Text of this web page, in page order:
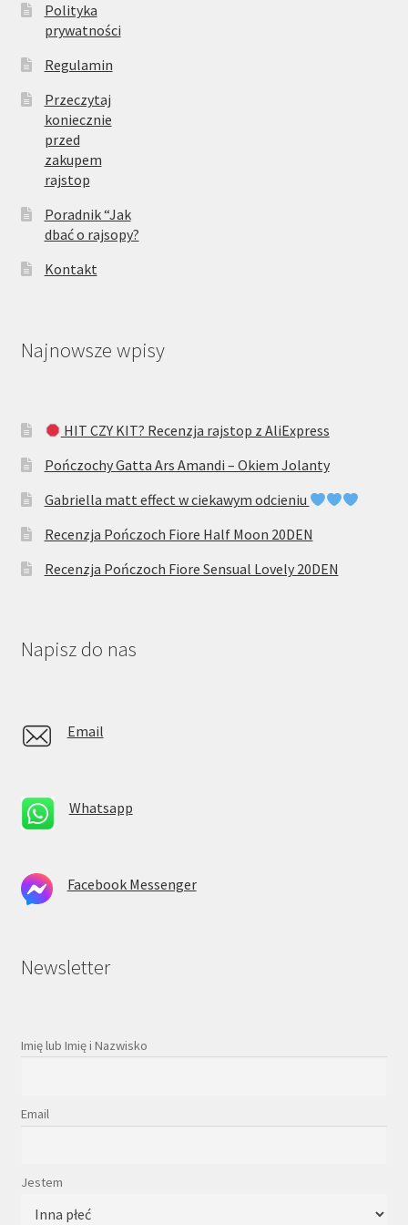
Polityka
prywatności
Regulamin
Przeczytaj
koniecznie
przed
zakupem
rajstop
Poradnik “Jak
dbać o rajsopy?
Kontakt
Najnowsze wpisy
HIT CZY KIT? Recenzja rajstop z AliExpress
Pończochy Gatta Ars Amandi – Okiem Jolanty
Gabriella matt effect w ciekawym odcieniu
Recenzja Pończoch Fiore Half Moon 20DEN
Recenzja Pończoch Fiore Sensual Lovely 20DEN
Napisz do nas
Email
Whatsapp
Facebook Messenger
Newsletter
Imię lub Imię i Nazwisko
Email
Jestem